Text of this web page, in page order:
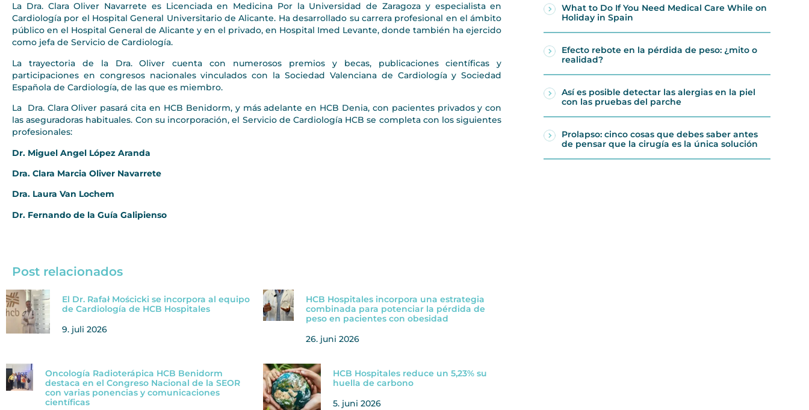
La Dra. Clara Oliver Navarrete es Licenciada en Medicina Por la Universidad de Zaragoza y especialista en
Cardiología por el Hospital General Universitario de Alicante. Ha desarrollado su carrera profesional en el ámbito
público en el Hospital General de Alicante y en el privado, en Hospital Imed Levante, donde también ha ejercido
como jefa de Servicio de Cardiología.
La trayectoria de la Dra. Oliver cuenta con numerosos premios y becas, publicaciones científicas y
participaciones en congresos nacionales vinculados con la Sociedad Valenciana de Cardiología y Sociedad
Española de Cardiología, de las que es miembro.
La Dra. Clara Oliver pasará cita en HCB Benidorm, y más adelante en HCB Denia, con pacientes privados y con
las aseguradoras habituales. Con su incorporación, el Servicio de Cardiología HCB se completa con los siguientes
profesionales:
Dr. Miguel Angel López Aranda
Dra. Clara Marcia Oliver Navarrete
Dra. Laura Van Lochem
Dr. Fernando de la Guía Galipienso
Post relacionados
El Dr. Rafał Mościcki se incorpora al equipo
de Cardiología de HCB Hospitales
9. juli 2026
HCB Hospitales incorpora una estrategia
combinada para potenciar la pérdida de
peso en pacientes con obesidad
26. juni 2026
Oncología Radioterápica HCB Benidorm
destaca en el Congreso Nacional de la SEOR
con varias ponencias y comunicaciones
científicas
HCB Hospitales reduce un 5,23% su
huella de carbono
5. juni 2026
What to Do If You Need Medical Care While on
Holiday in Spain
Efecto rebote en la pérdida de peso: ¿mito o
realidad?
Así es posible detectar las alergias en la piel
con las pruebas del parche
Prolapso: cinco cosas que debes saber antes
de pensar que la cirugía es la única solución